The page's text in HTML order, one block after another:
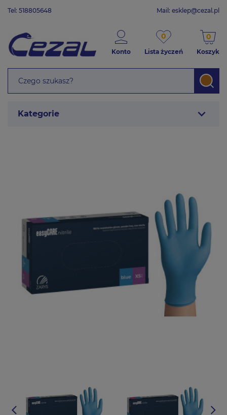
Tel: 518805648 Mail: esklep@cezal.pl
Konto
0
Lista życzeń
0
Koszyk
Kategorie expand_more